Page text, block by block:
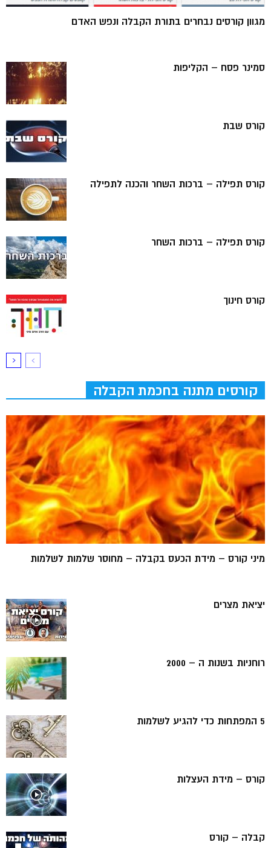
מגוון קורסים נבחרים בתורת הקבלה ונפש האדם
סמינר פסח – הקליפות
קורס שבת
קורס תפילה – ברכות השחר והכנה לתפילה
קורס תפילה – ברכות השחר
קורס חינוך
קורסים מתנה בחכמת הקבלה
מיני קורס – מידת הכעס בקבלה – מחוסר שלמות לשלמות
יציאת מצרים
רוחניות בשנות ה – 2000
5 המפתחות כדי להגיע לשלמות
קורס – מידת העצלות
קבלה – קורס